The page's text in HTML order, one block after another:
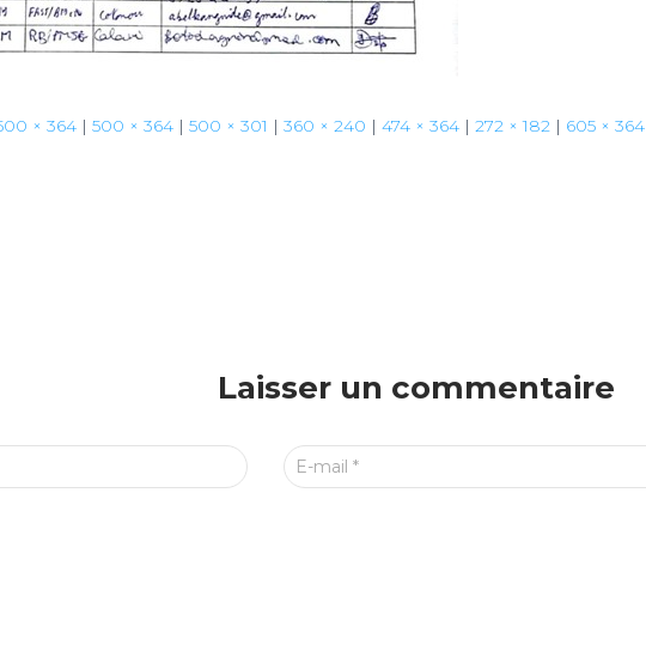
× 364 | 500 × 364 | 500 × 301 | 360 × 240 | 474 × 364 | 272 × 182 | 605 × 364
Laisser un commentaire
E-mail*